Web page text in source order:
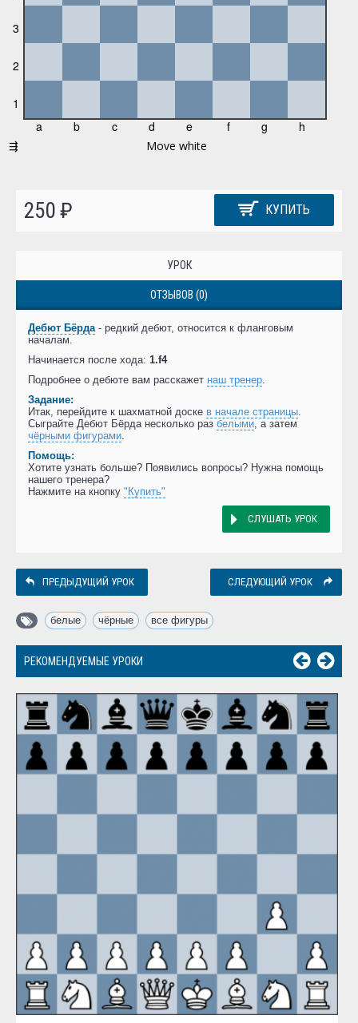
250 ₽ КУПИТЬ
УРОК
ОТЗЫВОВ (0)
Дебют Бёрда- редкий дебют, относится к фланговым
началам.
Начинается после хода: 1.f4
Подробнее о дебюте вам расскажет наш тренер.
Задание:
Итак, перейдите к шахматной доске в начале страницы.
Сыграйте Дебют Бёрда несколько раз белыми, а затем
чёрными фигурами.
Помощь:
Хотите узнать больше? Появились вопросы? Нужна помощь
нашего тренера?
Нажмите на кнопку "Купить"
СЛУШАТЬ УРОК
ПРЕДЫДУЩИЙ УРОК СЛЕДУЮЩИЙ УРОК
белые чёрные все фигуры
РЕКОМЕНДУЕМЫЕ УРОКИ